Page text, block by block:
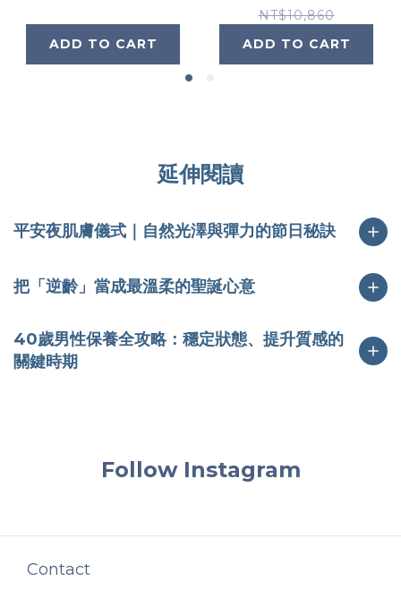
ADD TO CART
NT$10,860
ADD TO CART
延伸閱讀
平安夜肌膚儀式｜自然光澤與彈力的節日秘訣
把「逆齡」當成最溫柔的聖誕心意
40歲男性保養全攻略：穩定狀態、提升質感的
關鍵時期
Follow Instagram
Contact